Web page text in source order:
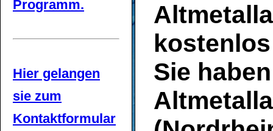
Programm.
Hier gelangen
sie zum
Kontaktformular
Sie